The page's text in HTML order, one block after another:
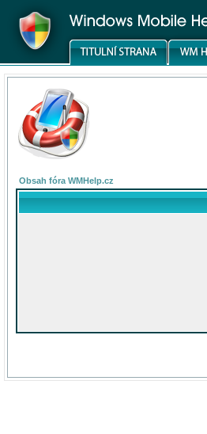
Obsah fóra WMHelp.cz